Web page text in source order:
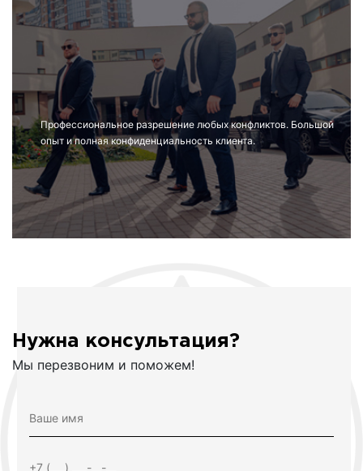
Профессиональное разрешение любых конфликтов. Большой
опыт и полная конфиденциальность клиента.
Нужна консультация?
Мы перезвоним и поможем!